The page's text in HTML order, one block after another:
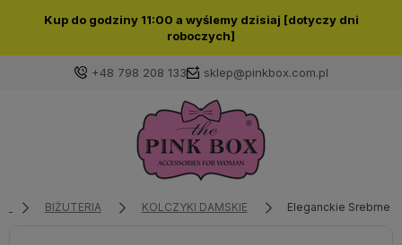
Kup do godziny 11:00 a wyślemy dzisiaj [dotyczy dni
roboczych]
+48 798 208 133 sklep@pinkbox.com.pl
Zaloguj się
BIŻUTERIA KOLCZYKI DAMSKIE Eleganckie Srebrne